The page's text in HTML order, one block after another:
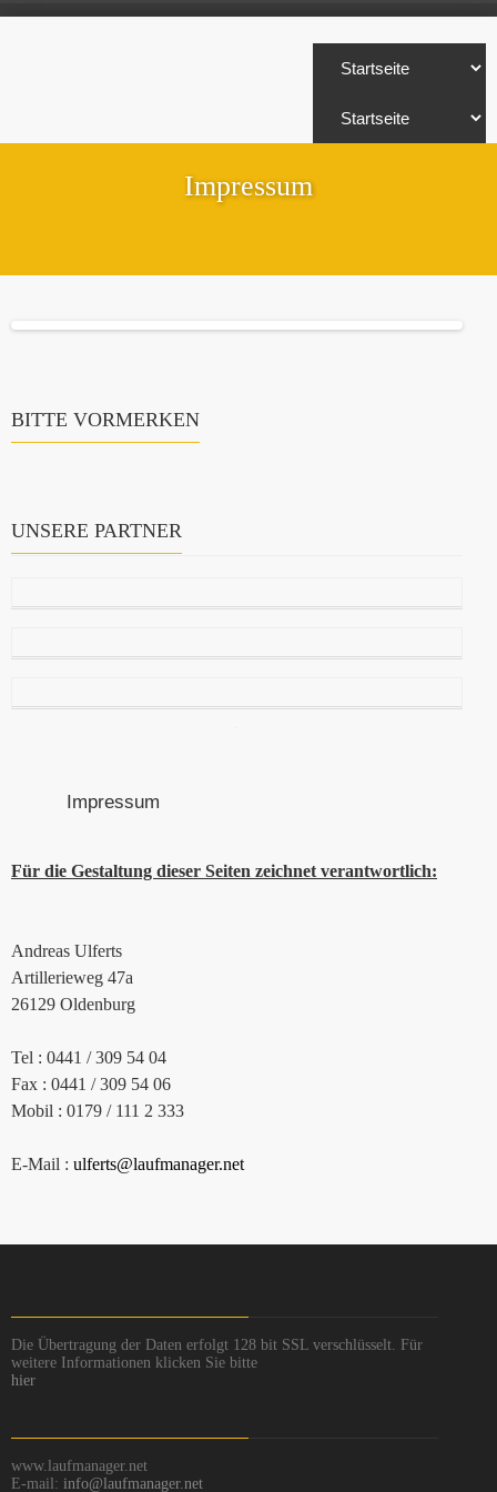
Impressum
BITTE VORMERKEN
UNSERE PARTNER
Impressum
Für die Gestaltung dieser Seiten zeichnet verantwortlich:
Andreas Ulferts
Artillerieweg 47a
26129 Oldenburg
Tel : 0441 / 309 54 04
Fax : 0441 / 309 54 06
Mobil : 0179 / 111 2 333
E-Mail : ulferts@laufmanager.net
Die Übertragung der Daten erfolgt 128 bit SSL verschlüsselt. Für
weitere Informationen klicken Sie bitte
hier
www.laufmanager.net
E-mail: info@laufmanager.net